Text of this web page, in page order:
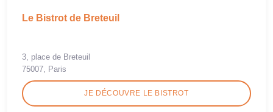
Le Bistrot de Breteuil
3, place de Breteuil
75007, Paris
JE DÉCOUVRE LE BISTROT